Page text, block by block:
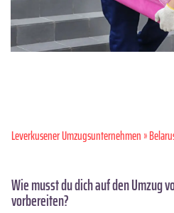
Leverkusener Umzugsunternehmen»
Wie musst du dich auf den Umzug
vorbereiten?